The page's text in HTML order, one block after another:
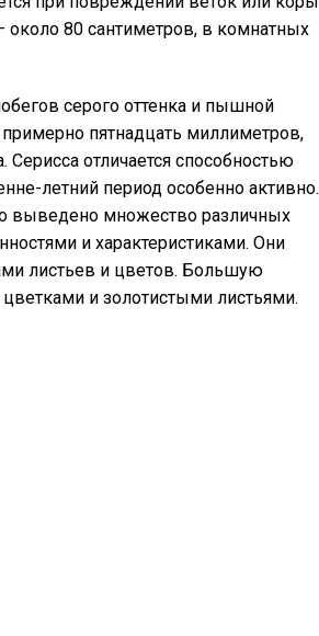
около 80 сантиметров, в комнатных
серого оттенка и пышной
пятнадцать миллиметров,
отличается способностью
летний период особенно активно.
выведено множество различных
и характеристиками. Они
листьев и цветов. Большую
и золотистыми листьями.